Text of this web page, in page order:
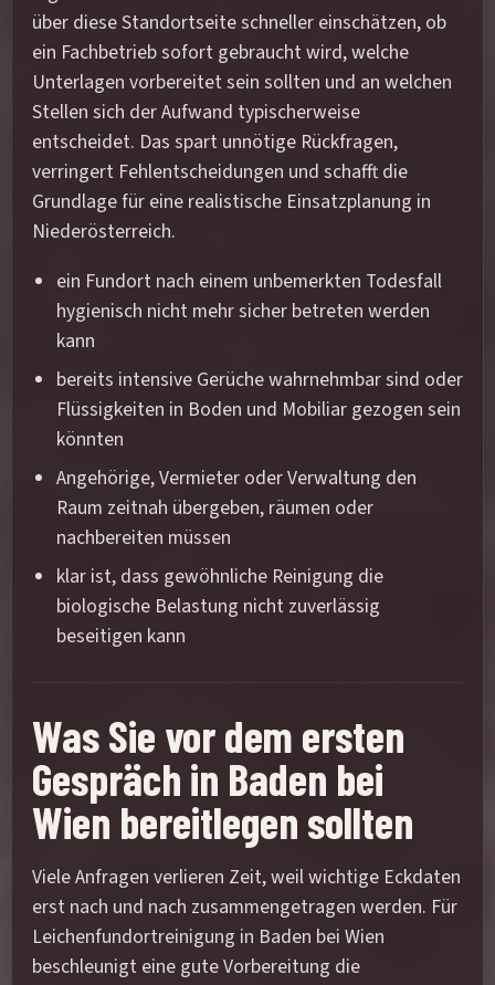
über diese Standortseite schneller einschätzen, ob
ein Fachbetrieb sofort gebraucht wird, welche
Unterlagen vorbereitet sein sollten und an welchen
Stellen sich der Aufwand typischerweise
entscheidet. Das spart unnötige Rückfragen,
verringert Fehlentscheidungen und schafft die
Grundlage für eine realistische Einsatzplanung in
Niederösterreich.
ein Fundort nach einem unbemerkten Todesfall
hygienisch nicht mehr sicher betreten werden
kann
bereits intensive Gerüche wahrnehmbar sind oder
Flüssigkeiten in Boden und Mobiliar gezogen sein
könnten
Angehörige, Vermieter oder Verwaltung den
Raum zeitnah übergeben, räumen oder
nachbereiten müssen
klar ist, dass gewöhnliche Reinigung die
biologische Belastung nicht zuverlässig
beseitigen kann
Was Sie vor dem ersten
Gespräch in Baden bei
Wien bereitlegen sollten
Viele Anfragen verlieren Zeit, weil wichtige Eckdaten
erst nach und nach zusammengetragen werden. Für
Leichenfundortreinigung in Baden bei Wien
beschleunigt eine gute Vorbereitung die